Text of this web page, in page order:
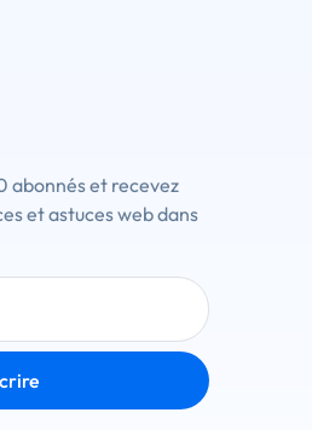
abonnés et recevez
et astuces web dans